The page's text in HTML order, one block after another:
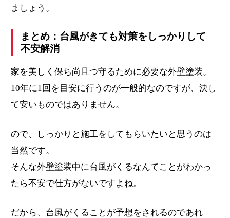
ましょう。
まとめ：台風がきても対策をしっかりして
不安解消
家を美しく保ち尚且つ守るために必要な外壁塗装。
10年に1回を目安に行うのが一般的なのですが、決し
て安いものではありません。
ので、しっかりと施工をしてもらいたいと思うのは
当然です。
そんな外壁塗装中に台風がくるなんてことがわかっ
たら不安で仕方がないですよね。
だから、台風がくることが予想をされるのであれ